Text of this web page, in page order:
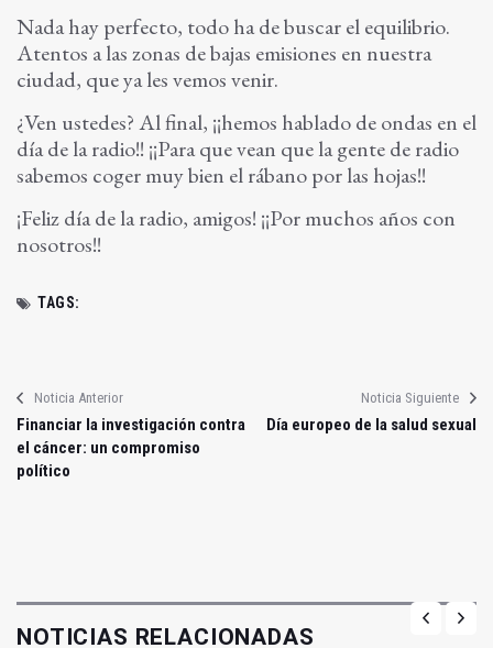
Nada hay perfecto, todo ha de buscar el equilibrio.
Atentos a las zonas de bajas emisiones en nuestra
ciudad, que ya les vemos venir.
¿Ven ustedes? Al final, ¡¡hemos hablado de ondas en el
día de la radio!! ¡¡Para que vean que la gente de radio
sabemos coger muy bien el rábano por las hojas!!
¡Feliz día de la radio, amigos! ¡¡Por muchos años con
nosotros!!
TAGS:
Noticia Anterior
Financiar la investigación contra
el cáncer: un compromiso
político
Noticia Siguiente
Día europeo de la salud sexual
NOTICIAS RELACIONADAS